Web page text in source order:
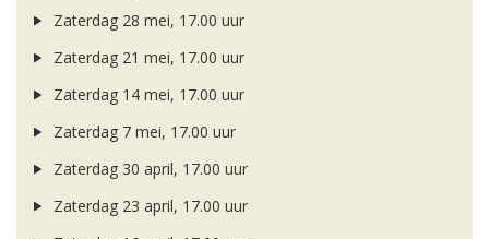
Zaterdag 28 mei, 17.00 uur
Zaterdag 21 mei, 17.00 uur
Zaterdag 14 mei, 17.00 uur
Zaterdag 7 mei, 17.00 uur
Zaterdag 30 april, 17.00 uur
Zaterdag 23 april, 17.00 uur